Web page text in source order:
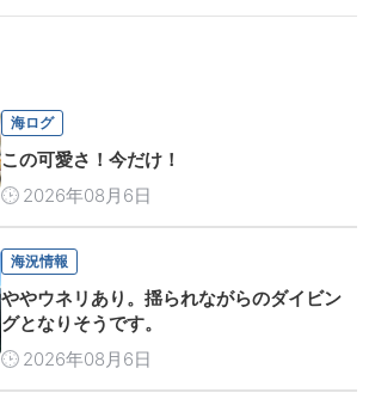
海ログ
この可愛さ！今だけ！
2026年08月6日
海況情報
ややウネリあり。揺られながらのダイビン
グとなりそうです。
2026年08月6日